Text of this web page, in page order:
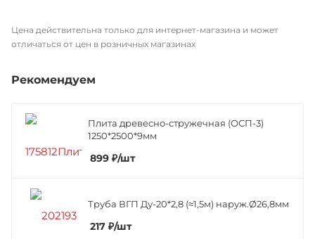
Цена действительна только для интернет-магазина и может
отличаться от цен в розничных магазинах
Рекомендуем
Плита древесно-стружечная (ОСП-3)
1250*2500*9мм
899 ₽/шт
Труба ВГП Ду-20*2,8 (≈1,5м) наруж.Ø26,8мм
217 ₽/шт